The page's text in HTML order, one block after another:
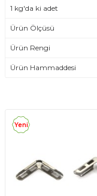
1 kg'da ki adet
Ürün Ölçüsü
Ürün Rengi
Ürün Hammaddesi
Yeni